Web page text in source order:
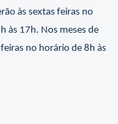
às sextas feiras no
às 17h. Nos meses de
no horário de 8h às